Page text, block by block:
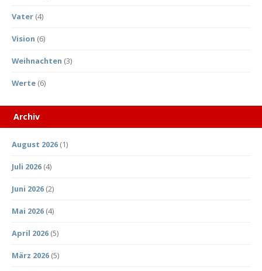
Vater (4)
Vision (6)
Weihnachten (3)
Werte (6)
Archiv
August 2026 (1)
Juli 2026 (4)
Juni 2026 (2)
Mai 2026 (4)
April 2026 (5)
März 2026 (5)